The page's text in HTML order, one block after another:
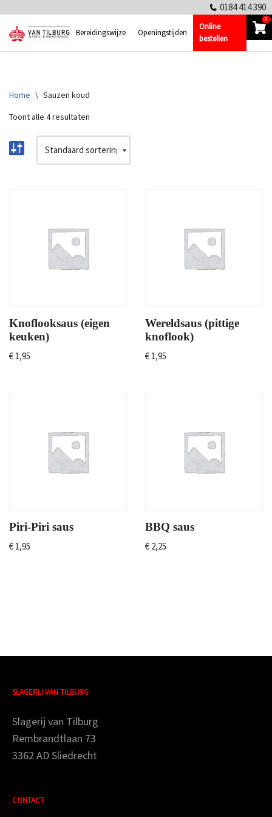
Ga
0184 414 390
Bereidingswijze Openingstijden
Online
bestellen
0
Home \ Sauzen koud
Toont alle 4 resultaten
Knoflooksaus (eigen
keuken)
€ 1,95
Wereldsaus (pittige
knoflook)
€ 1,95
Piri-Piri saus
€ 1,95
BBQ saus
€ 2,25
SLAGERIJ VAN TILBURG
Slagerij van Tilburg
Rembrandtlaan 73
3362 AD Sliedrecht
CONTACT